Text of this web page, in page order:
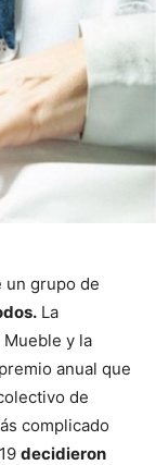
un grupo de
La
y la
anual que
de
complicado
decidieron